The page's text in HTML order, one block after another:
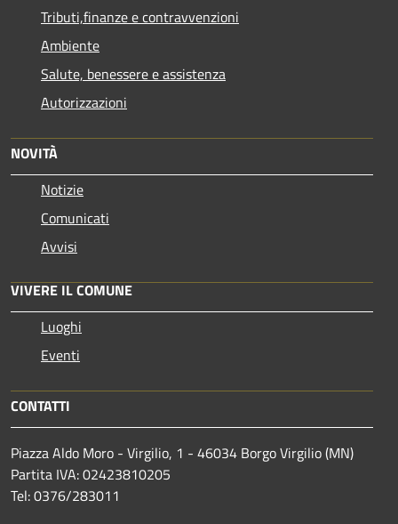
Tributi,finanze e contravvenzioni
Ambiente
Salute, benessere e assistenza
Autorizzazioni
NOVITÀ
Notizie
Comunicati
Avvisi
VIVERE IL COMUNE
Luoghi
Eventi
CONTATTI
Piazza Aldo Moro - Virgilio, 1 - 46034 Borgo Virgilio (MN)
Partita IVA: 02423810205
Tel: 0376/283011